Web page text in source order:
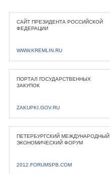
САЙТ ПРЕЗИДЕНТА РОССИЙСКОЙ
ФЕДЕРАЦИИ
WWW.KREMLIN.RU
ПОРТАЛ ГОСУДАРСТВЕННЫХ
ЗАКУПОК
ZAKUPKI.GOV.RU
ПЕТЕРБУРГСКИЙ МЕЖДУНАРОДНЫЙ
ЭКОНОМИЧЕСКИЙ ФОРУМ
2012.FORUMSPB.COM